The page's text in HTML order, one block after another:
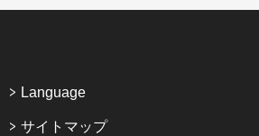
Language
サイトマップ